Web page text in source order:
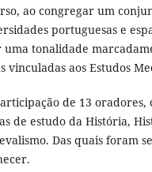
ao congregar um
portuguesas e
tonalidade
vinculadas aos Estudos
de 13 oradores,
de estudo da História,
Das quais foram